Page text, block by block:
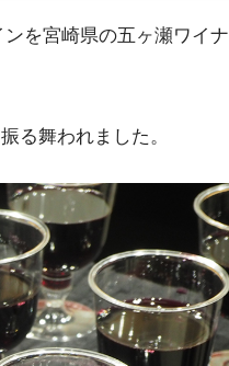
を宮崎県の五ヶ瀬ワイナ
る舞われました。